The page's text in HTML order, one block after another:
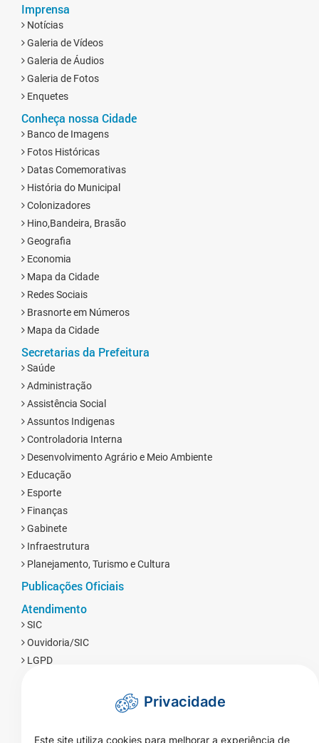
Imprensa
Notícias
Galeria de Vídeos
Galeria de Áudios
Galeria de Fotos
Enquetes
Conheça nossa Cidade
Banco de Imagens
Fotos Históricas
Datas Comemorativas
História do Municipal
Colonizadores
Hino,Bandeira, Brasão
Geografia
Economia
Mapa da Cidade
Redes Sociais
Brasnorte em Números
Mapa da Cidade
Secretarias da Prefeitura
Saúde
Administração
Assistência Social
Assuntos Indigenas
Controladoria Interna
Desenvolvimento Agrário e Meio Ambiente
Educação
Esporte
Finanças
Gabinete
Infraestrutura
Planejamento, Turismo e Cultura
Publicações Oficiais
Atendimento
SIC
Ouvidoria/SIC
LGPD
Privacidade
Este site utiliza cookies para melhorar a experiência de